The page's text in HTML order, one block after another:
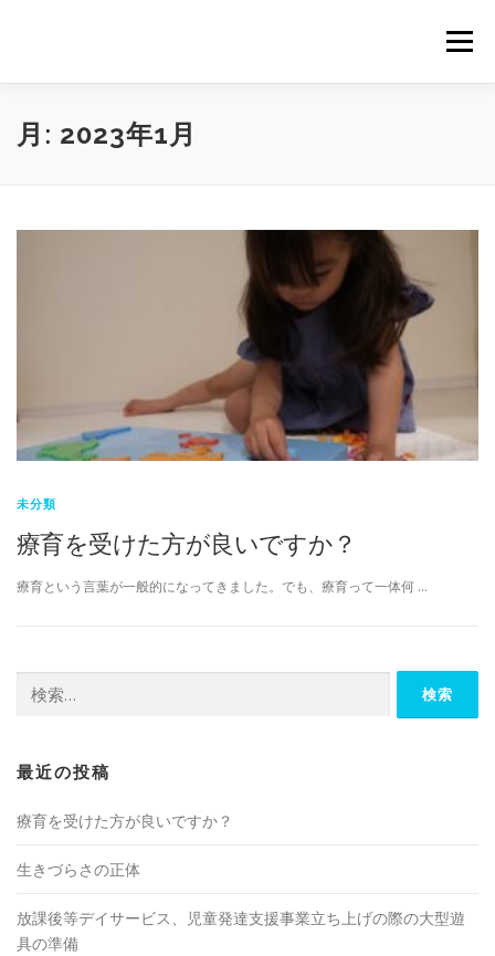
メニュー
FEATURES ABOUT
月: 2023年1月
未分類
療育を受けた方が良いですか？
療育という言葉が一般的になってきました。でも、療育って一体何 …
索:
最近の投稿
療育を受けた方が良いですか？
生きづらさの正体
放課後等デイサービス、児童発達支援事業立ち上げの際の大型遊
具の準備